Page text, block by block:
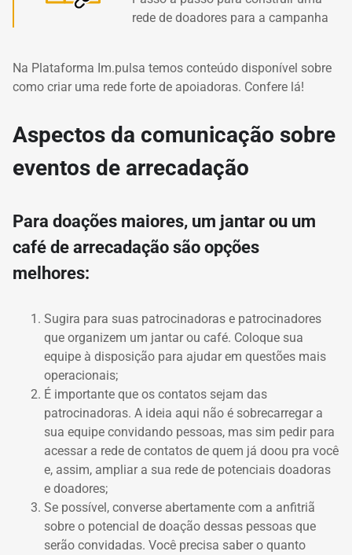
rede de doadores para a campanha
Na Plataforma Im.pulsa temos conteúdo disponível sobre
como criar uma rede forte de apoiadoras. Confere lá!
Aspectos da comunicação sobre
eventos de arrecadação
Para doações maiores, um jantar ou um
café de arrecadação são opções
melhores:
Sugira para suas patrocinadoras e patrocinadores
que organizem um jantar ou café. Coloque sua
equipe à disposição para ajudar em questões mais
operacionais;
É importante que os contatos sejam das
patrocinadoras. A ideia aqui não é sobrecarregar a
sua equipe convidando pessoas, mas sim pedir para
acessar a rede de contatos de quem já doou pra você
e, assim, ampliar a sua rede de potenciais doadoras
e doadores;
Se possível, converse abertamente com a anfitriã
sobre o potencial de doação dessas pessoas que
serão convidadas. Você precisa saber o quanto